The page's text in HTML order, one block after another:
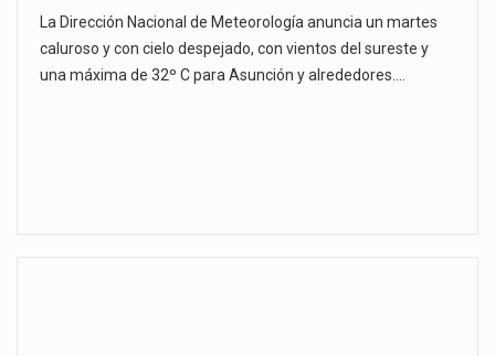
La Dirección Nacional de Meteorología anuncia un martes
caluroso y con cielo despejado, con vientos del sureste y
una máxima de 32º C para Asunción y alrededores.…